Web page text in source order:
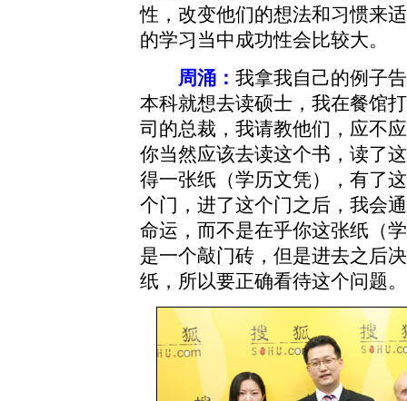
性，改变他们的想法和习惯来
的学习当中成功性会比较大。
周涌： 我拿我自己的例子
本科就想去读硕士，我在餐馆
司的总裁，我请教他们，应不
你当然应该去读这个书，读了
得一张纸（学历文凭），有了
个门，进了这个门之后，我会
命运，而不是在乎你这张纸（
是一个敲门砖，但是进去之后
纸，所以要正确看待这个问题。